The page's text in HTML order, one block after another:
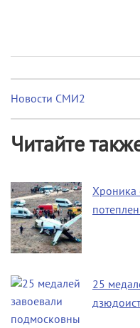
Новости СМИ2
Читайте
Хроника
25